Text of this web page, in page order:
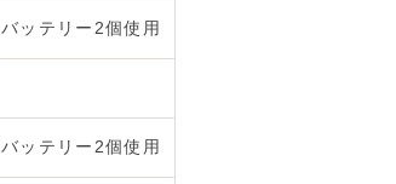
バッテリー2個使用
バッテリー2個使用